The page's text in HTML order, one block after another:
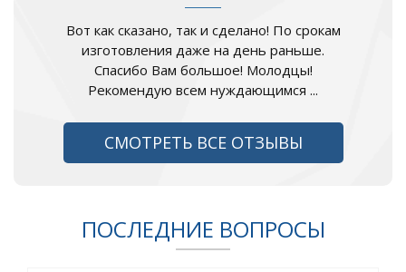
Вот как сказано, так и сделано! По срокам
изготовления даже на день раньше.
Спасибо Вам большое! Молодцы!
Рекомендую всем нуждающимся ...
СМОТРЕТЬ ВСЕ ОТЗЫВЫ
ПОСЛЕДНИЕ ВОПРОСЫ